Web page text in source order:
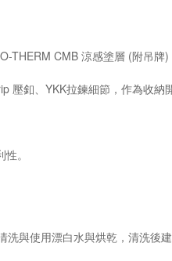
CMB 涼感塗層 (附吊牌)
釦、YKK拉鍊細節，作為收納
。
與使用漂白水與烘乾，清洗後